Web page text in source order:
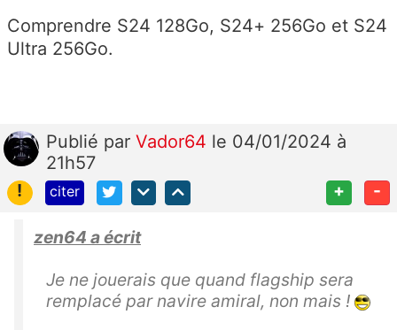
Comprendre S24 128Go, S24+ 256Go et S24
Ultra 256Go.
Publié par Vador64 le 04/01/2024 à
21h57
!
citer + -
zen64 a écrit
Je ne jouerais que quand flagship sera
remplacé par navire amiral, non mais !